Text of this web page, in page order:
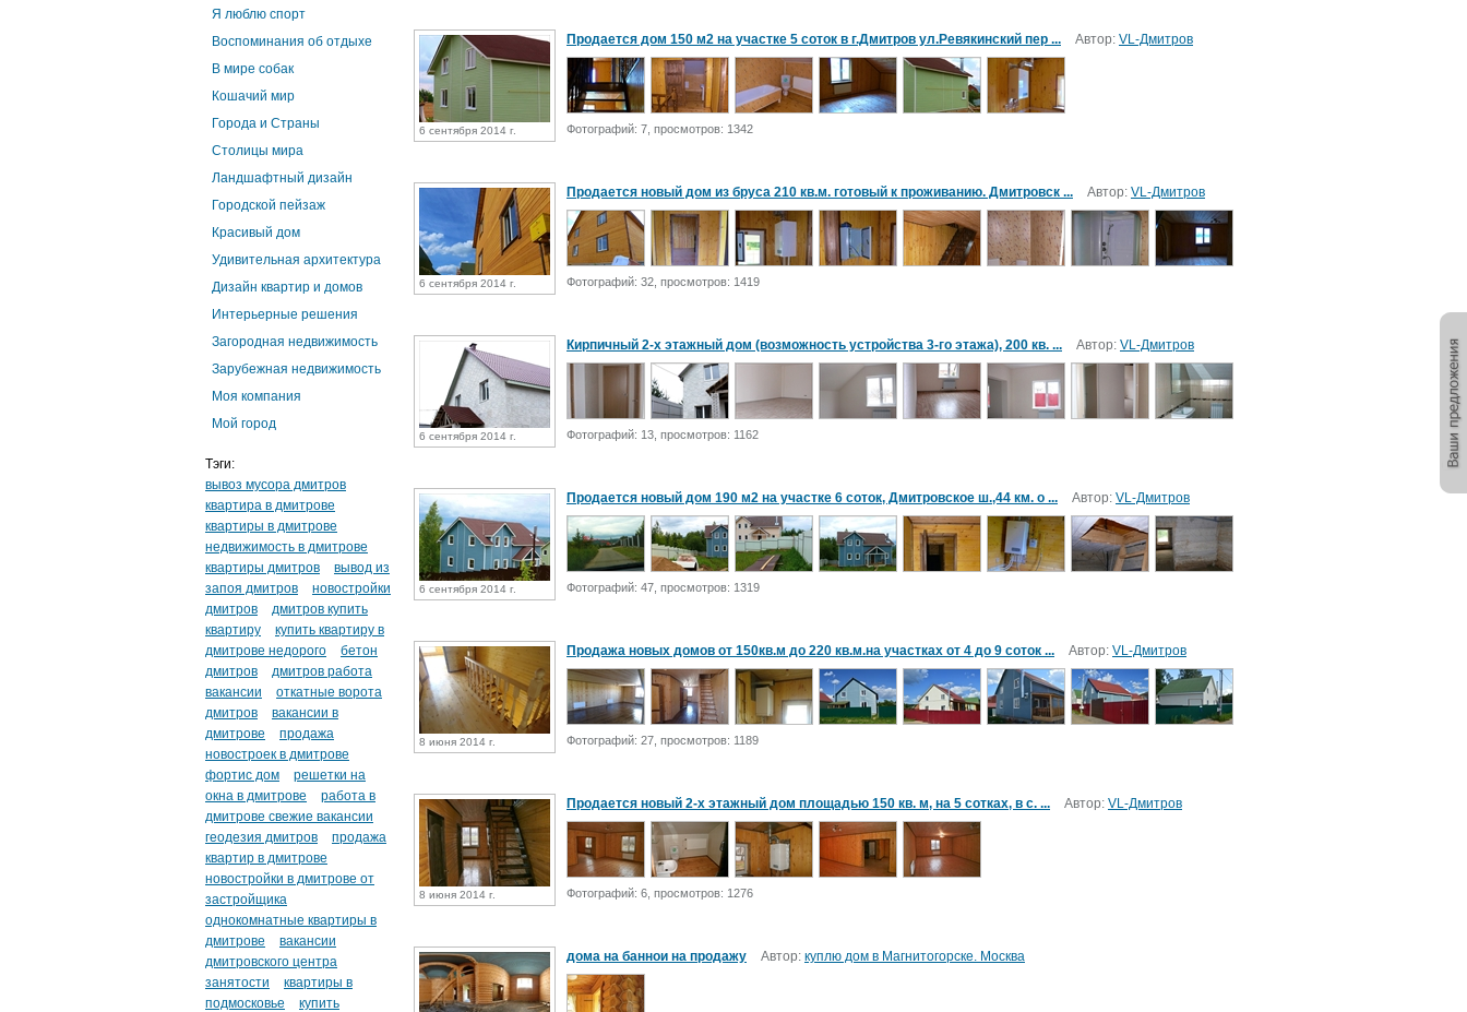
Я люблю спорт
Воспоминания об отдыхе
В мире собак
Кошачий мир
Города и Страны
Столицы мира
Ландшафтный дизайн
Городской пейзаж
Красивый дом
Удивительная архитектура
Дизайн квартир и домов
Интерьерные решения
Загородная недвижимость
Зарубежная недвижимость
Моя компания
Мой город
Тэги:
вывоз мусора дмитров
квартира в дмитрове
квартиры в дмитрове
недвижимость в дмитрове
квартиры дмитров
вывод из
запоя дмитров
новостройки
дмитров
дмитров купить
квартиру
купить квартиру в
дмитрове недорого
бетон
дмитров
дмитров работа
вакансии
откатные ворота
дмитров
вакансии в
дмитрове
продажа
новостроек в дмитрове
фортис дом
решетки на
окна в дмитрове
работа в
дмитрове свежие вакансии
геодезия дмитров
продажа
квартир в дмитрове
новостройки в дмитрове от
застройщика
однокомнатные квартиры в
дмитрове
вакансии
дмитровского центра
занятости
квартиры в
подмосковье
купить
6 сентября 2014 г.
Продается дом 150 м2 на участке 5 соток в г.Дмитров ул.Ревякинский пер ... Автор: VL-Дмитров
Фотографий: 7, просмотров: 1342
6 сентября 2014 г.
Продается новый дом из бруса 210 кв.м. готовый к проживанию. Дмитровск ... Автор: VL-Дмитров
Фотографий: 32, просмотров: 1419
6 сентября 2014 г.
Кирпичный 2-х этажный дом (возможность устройства 3-го этажа), 200 кв. ... Автор: VL-Дмитров
Фотографий: 13, просмотров: 1162
6 сентября 2014 г.
Продается новый дом 190 м2 на участке 6 соток, Дмитровское ш.,44 км. о ... Автор: VL-Дмитров
Фотографий: 47, просмотров: 1319
8 июня 2014 г.
Продажа новых домов от 150кв.м до 220 кв.м.на участках от 4 до 9 соток ... Автор: VL-Дмитров
Фотографий: 27, просмотров: 1189
8 июня 2014 г.
Продается новый 2-х этажный дом площадью 150 кв. м, на 5 сотках, в с. ... Автор: VL-Дмитров
Фотографий: 6, просмотров: 1276
дома на баннои на продажу Автор: куплю дом в Магнитогорске. Москва